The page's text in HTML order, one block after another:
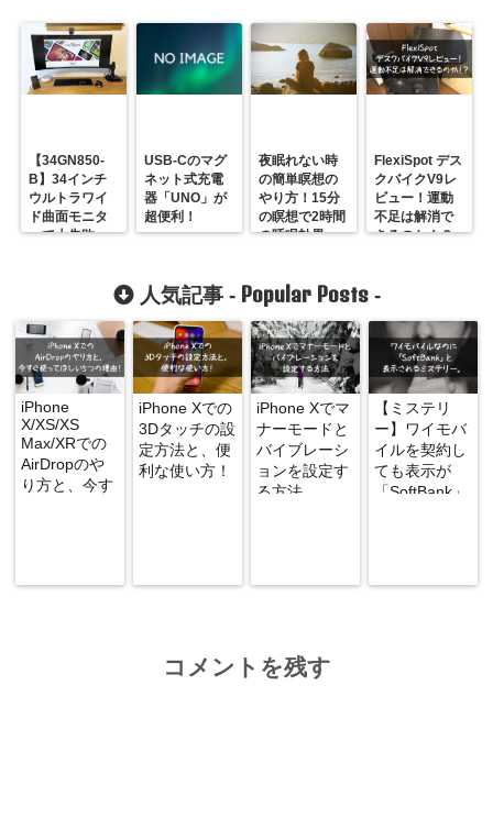
【34GN850-
B】34インチ
ウルトラワイ
ド曲面モニタ
ーで大失敗
USB-Cのマグ
ネット式充電
器「UNO」が
超便利！
夜眠れない時
の簡単瞑想の
やり方！15分
の瞑想で2時間
の睡眠効果
FlexiSpot デス
クバイクV9レ
ビュー！運動
不足は解消で
きるのか！？
人気記事 - Popular Posts-
iPhone
X/XS/XS
Max/XRでの
AirDropのや
り方と、今す
iPhone Xでの
3Dタッチの設
定方法と、便
利な使い方！
iPhone Xでマ
ナーモードと
バイブレーシ
ョンを設定す
る方法
【ミステリ
ー】ワイモバ
イルを契約し
ても表示が
「SoftBank」
コメントを残す